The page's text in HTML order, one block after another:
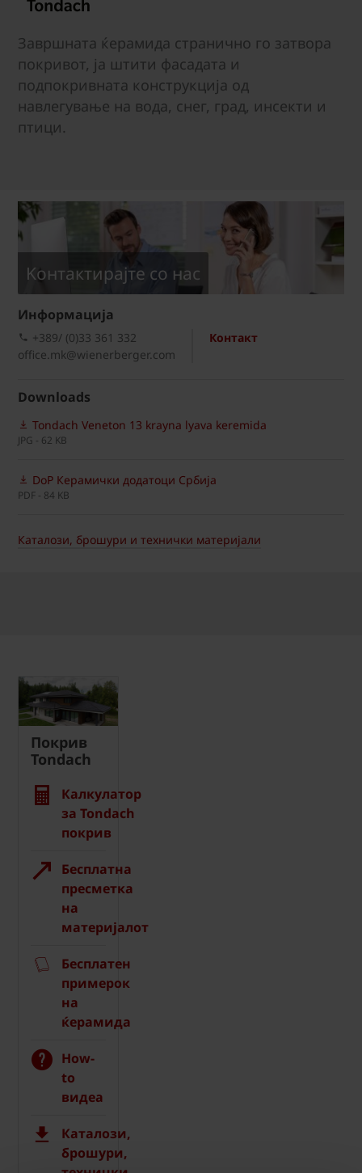
Завршната ќерамида странично го затвора
покривот, ја штити фасадата и
подпокривната конструкција од
навлегување на вода, снег, град, инсекти и
птици.
Kонтактирајте со нас
Информациja
Контакт
+389/ (0)33 361 332
office.mk@wienerberger.com
Downloads
Tondach Veneton 13 krayna lyava keremida
JPG - 62 KB
DoP Керамички додатоци Србија
PDF - 84 KB
Каталози, брошури и технички материјали
Покрив
Tondach
Калкулатор
за Tondach
покрив
Бесплатна
пресметка
на
материјалот
Бесплатен
примерок
на
ќерамида
How-
to
видеа
Каталози,
брошури,